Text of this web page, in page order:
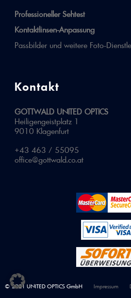
Professioneller Sehtest
Kontaktlinsen-Anpassung
Passbilder und weitere Foto-
Kontakt
GOTTWALD UNITED OPTICS
Heiligengeistplatz 1
9010 Klagenfurt
+43 463 / 55095
office@gottwald.co.at
© 2021 UNITED OPTICS GmbH Impressum